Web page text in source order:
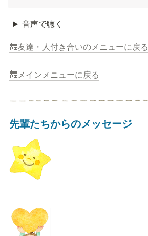
音声で聴く
🔙友達・人付き合いのメニューに戻る
🔙メインメニューに戻る
先輩たちからのメッセージ